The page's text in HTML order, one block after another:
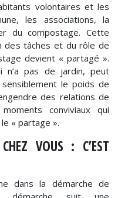
volontaires et les
les associations, la
du compostage. Cette
des tâches et du rôle de
devient « partagé ».
n’a pas de jardin, peut
le poids de
des relations de
conviviaux qui
« partage ».
VOUS : C’EST
dans la démarche de